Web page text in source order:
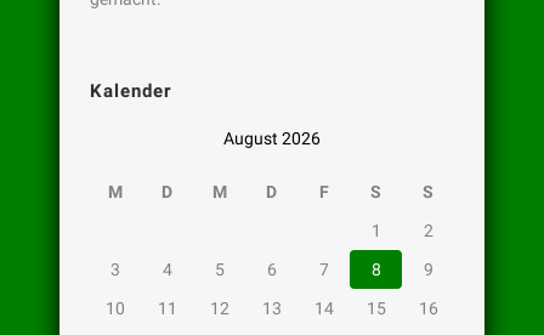
Kalender
August 2026
M D M D F S
S
1
2
3
4 5 6 7 8
9
10
11 12 13 14 15
16